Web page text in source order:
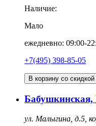
Наличие:
Мало
ежедневно: 09:00-
+7(495) 398-85-05
В корзину со
Бабушкинская,
ул. Малыгина, д.5,